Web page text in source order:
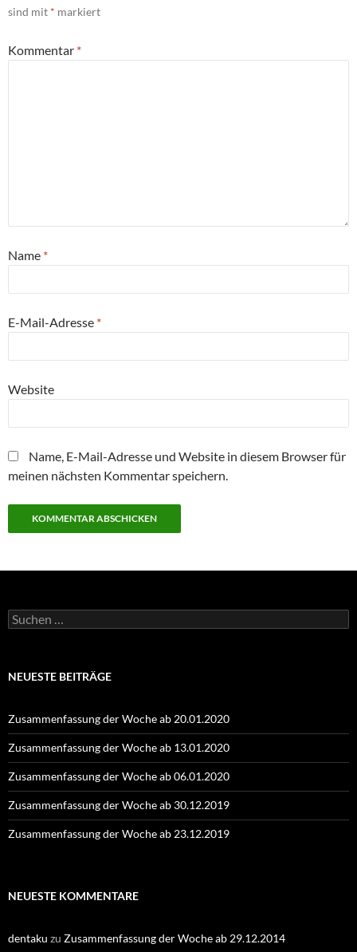
sind mit * markiert
Kommentar *
Name *
E-Mail-Adresse *
Website
Name, E-Mail-Adresse und Website in diesem Browser für
meinen nächsten Kommentar speichern.
Suchen
nach:
NEUESTE BEITRÄGE
Zusammenfassung der Woche ab 20.01.2020
Zusammenfassung der Woche ab 13.01.2020
Zusammenfassung der Woche ab 06.01.2020
Zusammenfassung der Woche ab 30.12.2019
Zusammenfassung der Woche ab 23.12.2019
NEUESTE KOMMENTARE
dentaku zu Zusammenfassung der Woche ab 29.12.2014